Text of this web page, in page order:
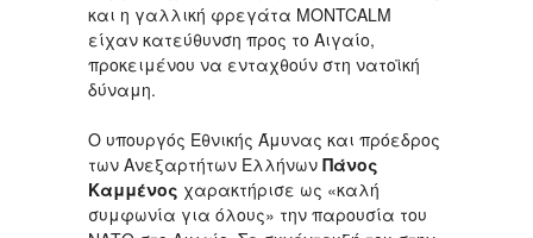
και η γαλλική φρεγάτα MONTCALM
είχαν κατεύθυνση προς το Αιγαίο,
προκειμένου να ενταχθούν στη νατοϊκή
δύναμη.
Ο υπουργός Εθνικής Άμυνας και πρόεδρος
των Ανεξαρτήτων Ελλήνων Πάνος
Καμμένος χαρακτήρισε ως «καλή
συμφωνία για όλους» την παρουσία του